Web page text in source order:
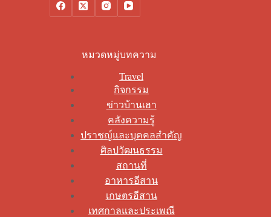
หมวดหมู่บทความ
Travel
กิจกรรม
ข่าวบ้านเฮา
คลังความรู้
ปราชญ์และบุคคลสำคัญ
ศิลปวัฒนธรรม
สถานที่
อาหารอีสาน
เกษตรอีสาน
เทศกาลและประเพณี